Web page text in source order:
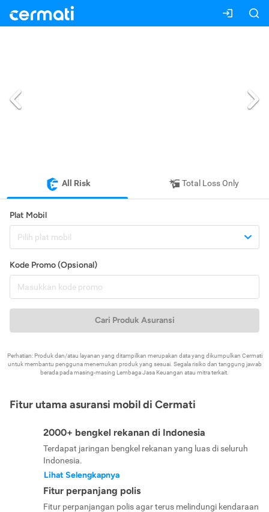
All Risk Total Loss Only
Plat Mobil
Pilih plat mobil
Kode Promo (Opsional)
Cari Produk Asuransi
Perhatian: Produk dan/atau layanan yang ditampilkan merupakan data yang dikumpulkan Cermati
untuk membantu pengguna menemukan produk yang sesuai. Segala risiko dan tanggung jawab
berada pada masing-masing Lembaga Jasa Keuangan atau mitra terkait.
Fitur utama asuransi mobil di Cermati
2000+ bengkel rekanan di Indonesia
Terdapat jaringan bengkel rekanan yang luas di seluruh
Indonesia.
Lihat Selengkapnya
Fitur perpanjang polis
Fitur perpanjangan polis agar terus melindungi kendaraan